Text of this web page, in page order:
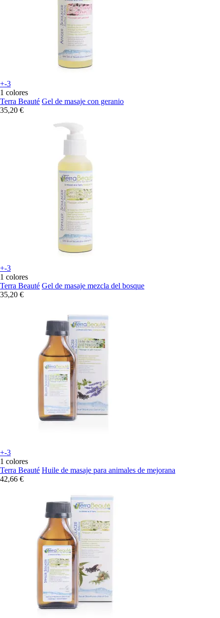
+-3
1 colores
Terra Beauté Gel de masaje con geranio
35,20 €
+-3
1 colores
Terra Beauté Gel de masaje mezcla del bosque
35,20 €
+-3
1 colores
Terra Beauté Huile de masaje para animales de mejorana
42,66 €